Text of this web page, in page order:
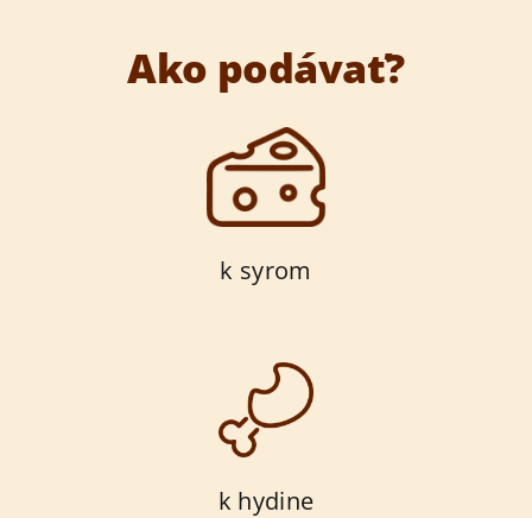
Ako podávať?
k syrom
k hydine